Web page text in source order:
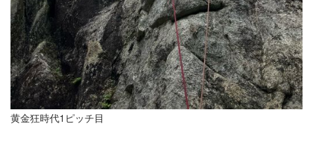
黄金狂時代1ピッチ目